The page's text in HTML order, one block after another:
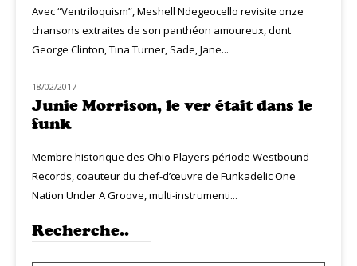
Avec “Ventriloquism”, Meshell Ndegeocello revisite onze
chansons extraites de son panthéon amoureux, dont
George Clinton, Tina Turner, Sade, Jane...
HOMMAGE
18/02/2017
Junie Morrison, le ver était dans le
funk
Membre historique des Ohio Players période Westbound
Records, coauteur du chef-d’œuvre de Funkadelic One
Nation Under A Groove, multi-instrumenti...
Recherche..